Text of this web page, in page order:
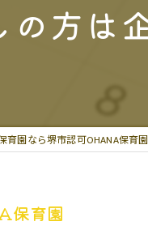
の方
育園なら堺市認可OHANA保育園
保育園